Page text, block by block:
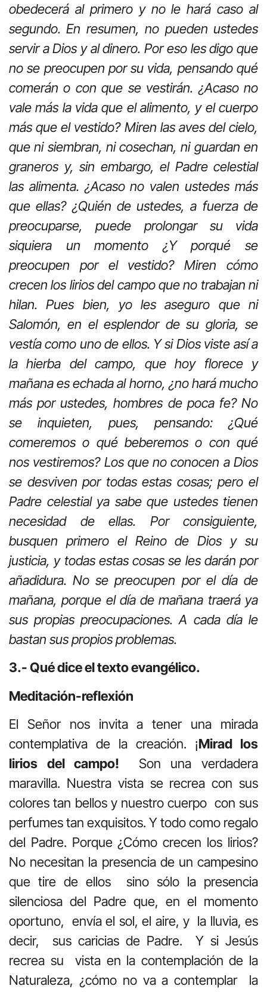
obedecerá al primero y no le hará caso al
segundo. En resumen, no pueden ustedes
servir a Dios y al dinero. Por eso les digo que
no se preocupen por su vida, pensando qué
comerán o con que se vestirán. ¿Acaso no
vale más la vida que el alimento, y el cuerpo
más que el vestido? Miren las aves del cielo,
que ni siembran, ni cosechan, ni guardan en
graneros y, sin embargo, el Padre celestial
las alimenta. ¿Acaso no valen ustedes más
que ellas? ¿Quién de ustedes, a fuerza de
preocuparse, puede prolongar su vida
siquiera un momento ¿Y porqué se
preocupen por el vestido? Miren cómo
crecen los lirios del campo que no trabajan ni
hilan. Pues bien, yo les aseguro que ni
Salomón, en el esplendor de su gloria, se
vestía como uno de ellos. Y si Dios viste así a
la hierba del campo, que hoy florece y
mañana es echada al horno, ¿no hará mucho
más por ustedes, hombres de poca fe? No
se inquieten, pues, pensando: ¿Qué
comeremos o qué beberemos o con qué
nos vestiremos? Los que no conocen a Dios
se desviven por todas estas cosas; pero el
Padre celestial ya sabe que ustedes tienen
necesidad de ellas. Por consiguiente,
busquen primero el Reino de Dios y su
justicia, y todas estas cosas se les darán por
añadidura. No se preocupen por el día de
mañana, porque el día de mañana traerá ya
sus propias preocupaciones. A cada día le
bastan sus propios problemas.
3.- Qué dice el texto evangélico.
Meditación-reflexión
El Señor nos invita a tener una mirada
contemplativa de la creación. ¡Mirad los
lirios del campo!
Son una verdadera
maravilla. Nuestra vista se recrea con sus
colores tan bellos y nuestro cuerpo con sus
perfumes tan exquisitos. Y todo como regalo
del Padre. Porque ¿Cómo crecen los lirios?
No necesitan la presencia de un campesino
que tire de ellos sino sólo la presencia
silenciosa del Padre que, en el momento
oportuno, envía el sol, el aire, y la lluvia, es
decir, sus caricias de Padre. Y si Jesús
recrea su vista en la contemplación de la
Naturaleza, ¿cómo no va a contemplar la